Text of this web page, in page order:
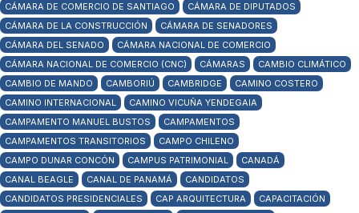
CÁMARA DE COMERCIO DE SANTIAGO
CÁMARA DE DIPUTADOS
CÁMARA DE LA CONSTRUCCIÓN
CÁMARA DE SENADORES
CÁMARA DEL SENADO
CÁMARA NACIONAL DE COMERCIO
CÁMARA NACIONAL DE COMERCIO (CNC)
CÁMARAS
CAMBIO CLIMÁTICO
CAMBIO DE MANDO
CAMBORIÚ CAMBRIDGE
CAMINO COSTERO
CAMINO INTERNACIONAL
CAMINO VICUÑA YENDEGAIA
CAMPAMENTO MANUEL BUSTOS
CAMPAMENTOS
CAMPAMENTOS TRANSITORIOS
CAMPO CHILENO
CAMPO DUNAR CONCÓN
CAMPUS PATRIMONIAL
CANADÁ
CANAL BEAGLE
CANAL DE PANAMÁ
CANDIDATOS
CANDIDATOS PRESIDENCIALES
CAP ARQUITECTURA
CAPACITACIÓN